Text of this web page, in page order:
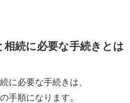
相続に必要な手続きとは
に必要な手続きは、
手順になります。